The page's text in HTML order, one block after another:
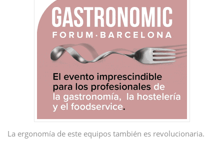
La ergonomía de este equipos también es revolucionaria.